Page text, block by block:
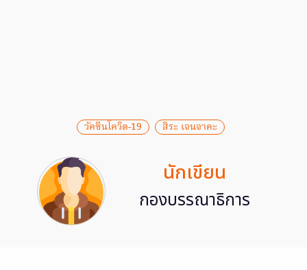
วัคซีนโควิด-19 สิระ เจนจาคะ
นักเขียน
กองบรรณาธิการ